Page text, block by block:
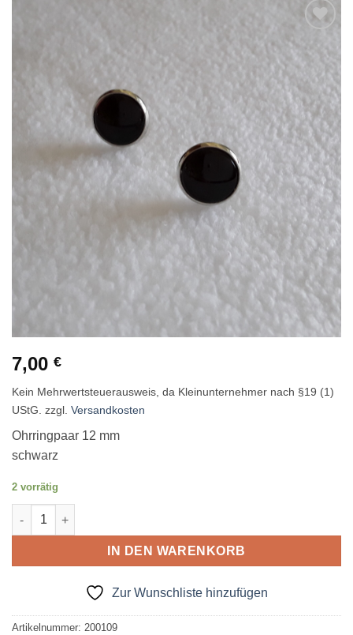
Zur
Wunschliste
hinzufügen
7,00 €
Kein Mehrwertsteuerausweis, da Kleinunternehmer nach §19 (1)
UStG. zzgl. Versandkosten
Ohrringpaar 12 mm
schwarz
2 vorrätig
Ohrring Stecker "Black" Menge
IN DEN WARENKORB
Zur Wunschliste hinzufügen
Artikelnummer: 200109